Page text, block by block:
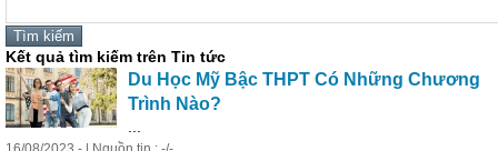
Kết quả tìm kiếm trên Tin tức
Du Học Mỹ Bậc THPT Có Những Chương
Trình Nào?